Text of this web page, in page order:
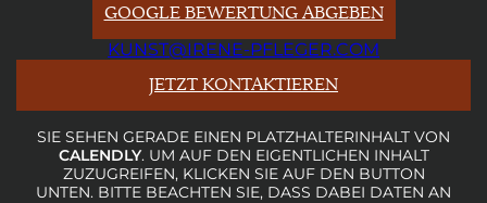
GOOGLE BEWERTUNG ABGEBEN
KUNST@IRENE-PFLEGER.COM
JETZT KONTAKTIEREN
SIE SEHEN GERADE EINEN PLATZHALTERINHALT VON
CALENDLY. UM AUF DEN EIGENTLICHEN INHALT
ZUZUGREIFEN, KLICKEN SIE AUF DEN BUTTON
UNTEN. BITTE BEACHTEN SIE, DASS DABEI DATEN AN